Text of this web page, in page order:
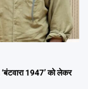
1947’ को लेकर